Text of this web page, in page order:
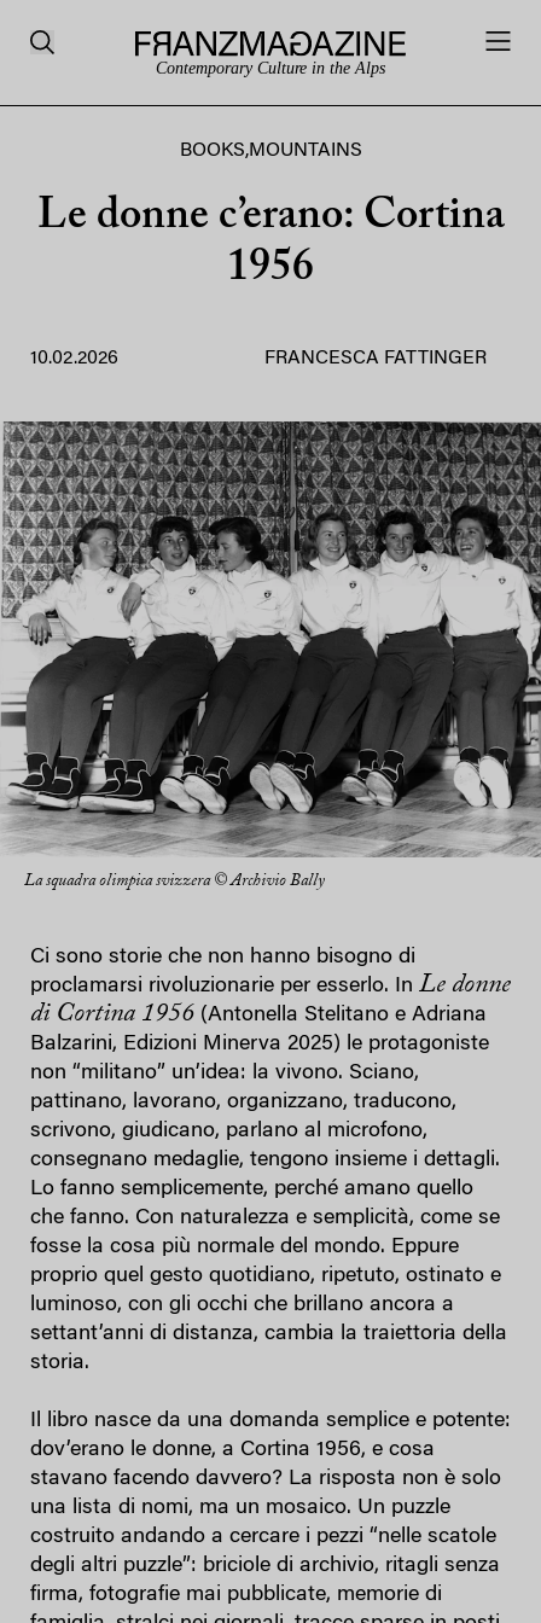
Contemporary Culture in the Alps
BOOKS,MOUNTAINS
Le donne c’erano: Cortina
1956
10.02.2026 FRANCESCA FATTINGER
La squadra olimpica svizzera © Archivio Bally
Ci sono storie che non hanno bisogno di
proclamarsi rivoluzionarie per esserlo. In Le donne
di Cortina 1956 (Antonella Stelitano e Adriana
Balzarini, Edizioni Minerva 2025) le protagoniste
non “militano” un’idea: la vivono. Sciano,
pattinano, lavorano, organizzano, traducono,
scrivono, giudicano, parlano al microfono,
consegnano medaglie, tengono insieme i dettagli.
Lo fanno semplicemente, perché amano quello
che fanno. Con naturalezza e semplicità, come se
fosse la cosa più normale del mondo. Eppure
proprio quel gesto quotidiano, ripetuto, ostinato e
luminoso, con gli occhi che brillano ancora a
settant’anni di distanza, cambia la traiettoria della
storia.
Il libro nasce da una domanda semplice e potente:
dov’erano le donne, a Cortina 1956, e cosa
stavano facendo davvero? La risposta non è solo
una lista di nomi, ma un mosaico. Un puzzle
costruito andando a cercare i pezzi “nelle scatole
degli altri puzzle”: briciole di archivio, ritagli senza
firma, fotografie mai pubblicate, memorie di